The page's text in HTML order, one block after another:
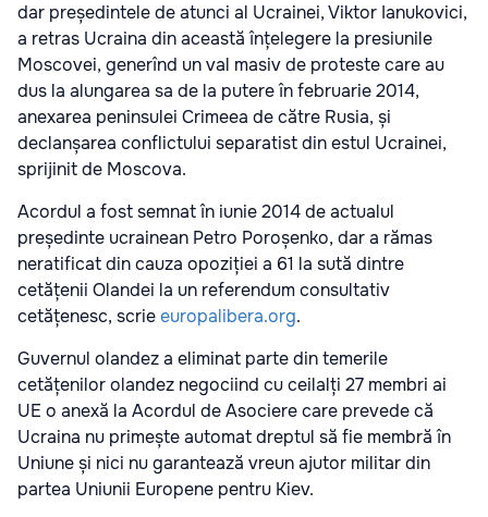
dar președintele de atunci al Ucrainei, Viktor Ianukovici,
a retras Ucraina din această înțelegere la presiunile
Moscovei, generînd un val masiv de proteste care au
dus la alungarea sa de la putere în februarie 2014,
anexarea peninsulei Crimeea de către Rusia, și
declanșarea conflictului separatist din estul Ucrainei,
sprijinit de Moscova.
Acordul a fost semnat în iunie 2014 de actualul
președinte ucrainean Petro Poroșenko, dar a rămas
neratificat din cauza opoziției a 61 la sută dintre
cetățenii Olandei la un referendum consultativ
cetățenesc, scrieeuropalibera.org.
Guvernul olandez a eliminat parte din temerile
cetățenilor olandez negociind cu ceilalți 27 membri ai
UE o anexă la Acordul de Asociere care prevede că
Ucraina nu primește automat dreptul să fie membră în
Uniune și nici nu garantează vreun ajutor militar din
partea Uniunii Europene pentru Kiev.